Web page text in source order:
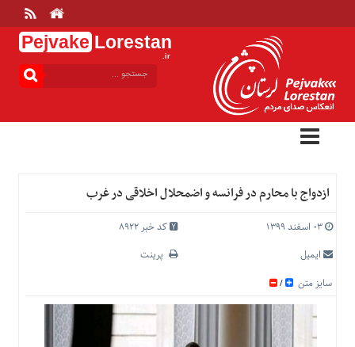
Pejvake Lorestan
.ir
بالا
خانه
ارتباط
درباره
تعرفه
اصلی
عمومی
ازدواج با محارم در فرانسه و اضمحلال اخلاقی در غرب
۰۳ اسفند ۱۳۹۹
کد خبر 8922
ایمیل
پرینت
سایز متن
/